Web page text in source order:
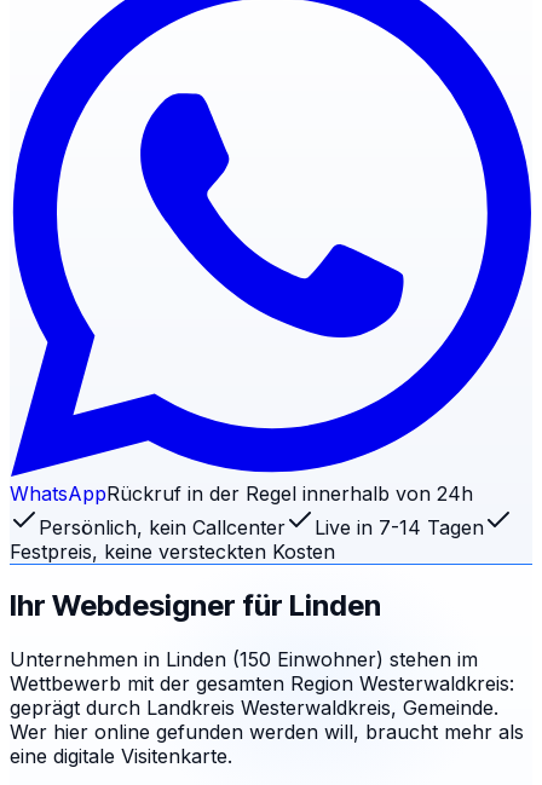
WhatsAppRückruf in der Regel innerhalb von 24h
Persönlich, kein Callcenter
Live in 7-14 Tagen
Festpreis, keine versteckten Kosten
Ihr Webdesigner für Linden
Unternehmen in Linden (150 Einwohner) stehen im
Wettbewerb mit der gesamten Region Westerwaldkreis:
geprägt durch Landkreis Westerwaldkreis, Gemeinde.
Wer hier online gefunden werden will, braucht mehr als
eine digitale Visitenkarte.